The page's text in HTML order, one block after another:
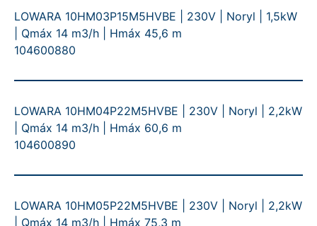
LOWARA 10HM03P15M5HVBE | 230V | Noryl | 1,5kW
| Qmáx 14 m3/h | Hmáx 45,6 m
104600880
LOWARA 10HM04P22M5HVBE | 230V | Noryl | 2,2kW
| Qmáx 14 m3/h | Hmáx 60,6 m
104600890
LOWARA 10HM05P22M5HVBE | 230V | Noryl | 2,2kW
| Qmáx 14 m3/h | Hmáx 75,3 m